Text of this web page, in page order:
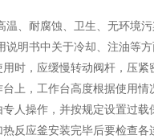
温、耐腐蚀、卫生、无环境
书中关于冷却、注油等方
时，应缓慢转动阀杆，压
上，工作台高度根据使用
人操作，并按规定设置过
反应釜安装完毕后要检查